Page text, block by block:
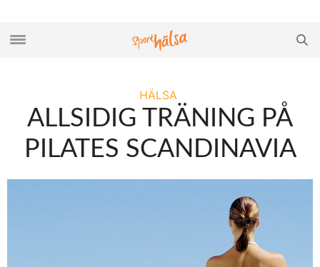
HÄLSA
ALLSIDIG TRÄNING PÅ
PILATES SCANDINAVIA